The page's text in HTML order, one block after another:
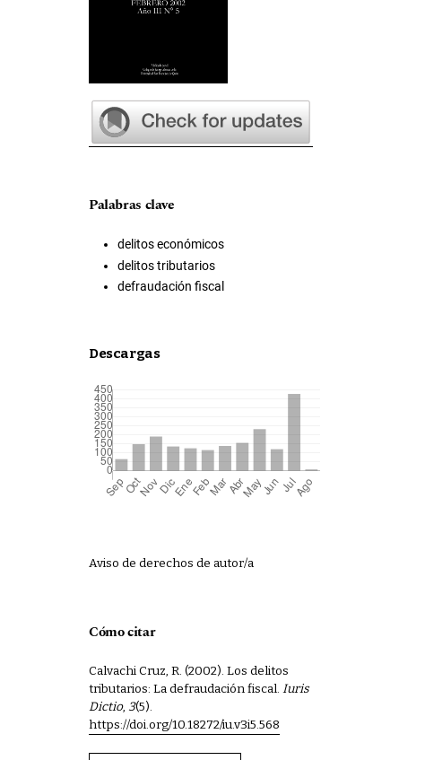
Palabras clave
delitos económicos
delitos tributarios
defraudación fiscal
Descargas
Aviso de derechos de autor/a
Cómo citar
Calvachi Cruz, R. (2002). Los delitos
tributarios: La defraudación fiscal. Iuris
Dictio, 3(5).
https://doi.org/10.18272/iu.v3i5.568